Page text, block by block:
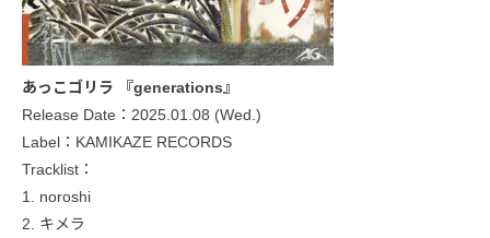
あっこゴリラ 『generations』
Release Date：2025.01.08 (Wed.)
Label：KAMIKAZE RECORDS
Tracklist：
1. noroshi
2. キメラ